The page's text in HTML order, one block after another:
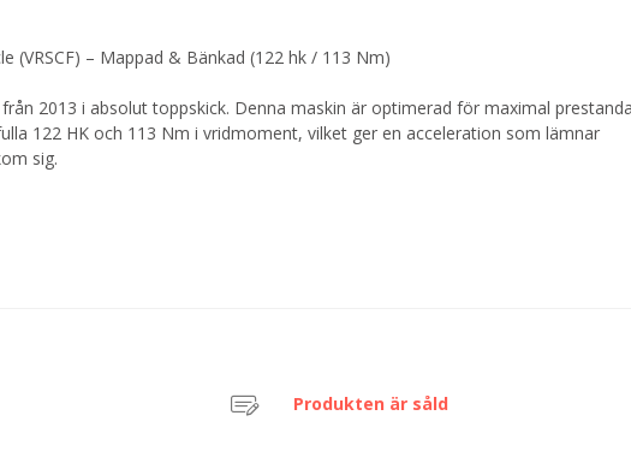
(VRSCF) – Mappad & Bänkad (122 hk / 113 Nm)
2013 i absolut toppskick. Denna maskin är optimerad för maximal
122 HK och 113 Nm i vridmoment, vilket ger en acceleration som lämnar
sig.
Produkten är såld